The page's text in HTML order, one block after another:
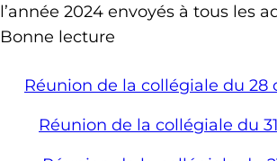
l’année 2024 envoyés à tous les
Bonne lecture
Réunion de la collégiale du 28
Réunion de la collégiale du